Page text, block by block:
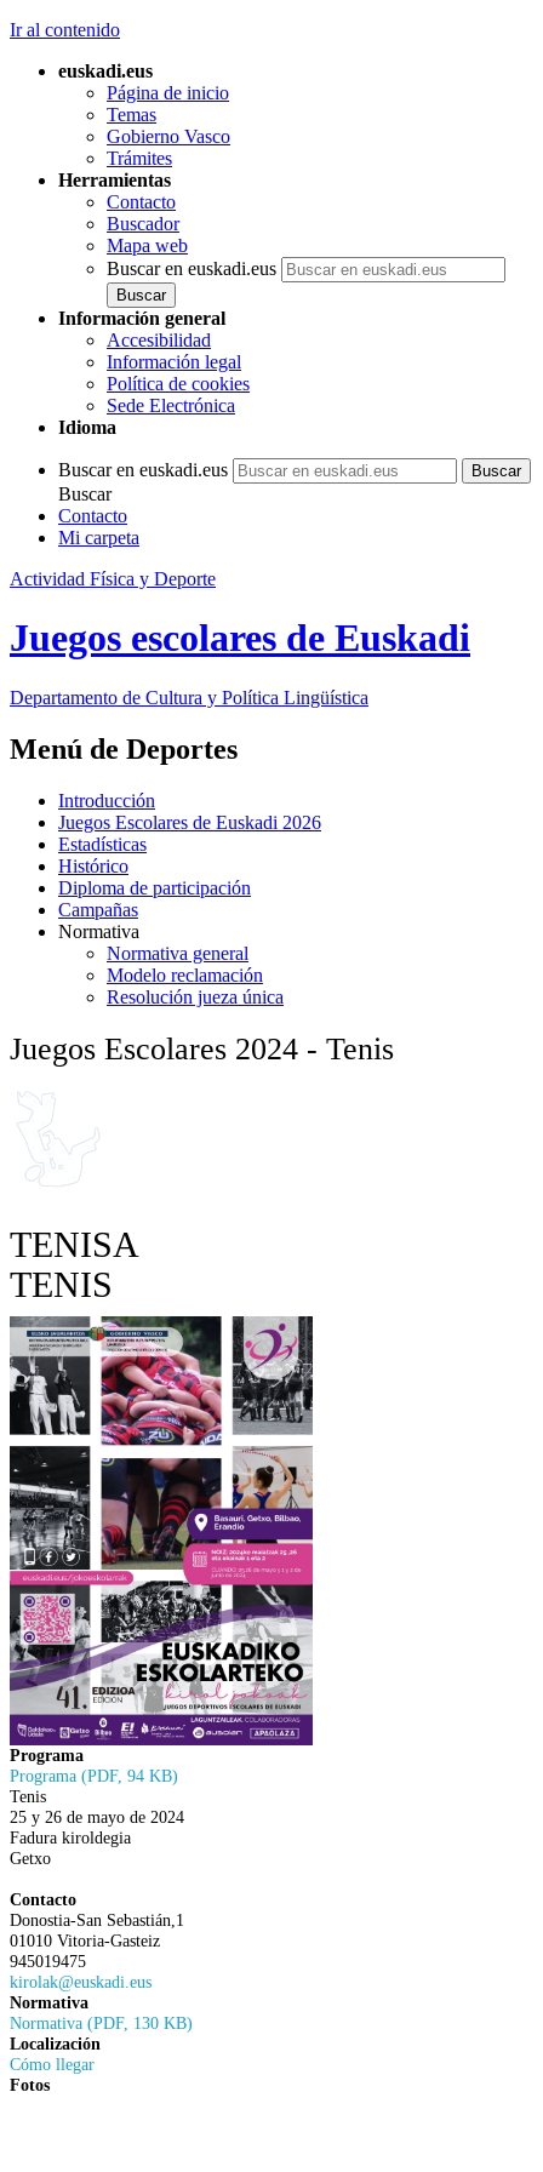
Ir al contenido
euskadi.eus
Página de inicio
Temas
Gobierno Vasco
Trámites
Herramientas
Contacto
Buscador
Mapa web
Buscar en euskadi.eus
Información general
Accesibilidad
Información legal
Política de cookies
Sede Electrónica
Idioma
Buscar en euskadi.eus
Buscar
Contacto
Mi carpeta
Actividad Física y Deporte
Juegos escolares de Euskadi
Departamento de Cultura y Política Lingüística
Menú de Deportes
Introducción
Juegos Escolares de Euskadi 2026
Estadísticas
Histórico
Diploma de participación
Campañas
Normativa
Normativa general
Modelo reclamación
Resolución jueza única
Juegos Escolares 2024 - Tenis
TENISA
TENIS
Programa
Programa (PDF, 94 KB)
Tenis
25 y 26 de mayo de 2024
Fadura kiroldegia
Getxo
Contacto
Donostia-San Sebastián,1
01010 Vitoria-Gasteiz
945019475
kirolak@euskadi.eus
Normativa
Normativa (PDF, 130 KB)
Localización
Cómo llegar
Fotos